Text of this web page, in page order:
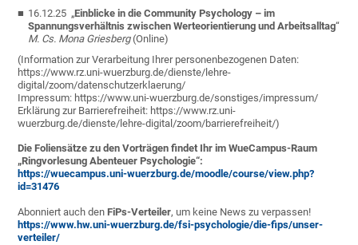
16.12.25„Einblicke in die Community Psychology – im
Spannungsverhältnis zwischen Werteorientierung und Arbeitsalltag“
M. Cs. Mona Griesberg(Online)
(Information zur Verarbeitung Ihrer personenbezogenen Daten:
https://www.rz.uni-wuerzburg.de/dienste/lehre-
digital/zoom/datenschutzerklaerung/
Impressum: https://www.uni-wuerzburg.de/sonstiges/impressum/
Erklärung zur Barrierefreiheit: https://www.rz.uni-
wuerzburg.de/dienste/lehre-digital/zoom/barrierefreiheit/)
Die Foliensätze zu den Vorträgen findet Ihr im WueCampus-Raum
„Ringvorlesung Abenteuer Psychologie“:
https://wuecampus.uni-wuerzburg.de/moodle/course/view.php?
id=31476
Abonniert auch denFiPs-Verteiler, um keine News zu verpassen!
https://www.hw.uni-wuerzburg.de/fsi-psychologie/die-fips/unser-
verteiler/